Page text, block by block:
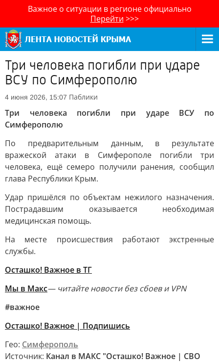
Важное о ситуации в регионе официально
Перейти >>>
Три человека погибли при ударе
ВСУ по Симферополю
4 июня 2026, 15:07 Паблики
Три человека погибли при ударе ВСУ по
Симферополю
По предварительным данным, в результате
вражеской атаки в Симферополе погибли три
человека, ещё семеро получили ранения, сообщил
глава Республики Крым.
Удар пришёлся по объектам нежилого назначения.
Пострадавшим оказывается необходимая
медицинская помощь.
На месте происшествия работают экстренные
службы.
Осташко! Важное в ТГ
Мы в Макс— читайте новости без сбоев и VPN
#важное
Осташко! Важное | Подпишись
Гео: Симферополь
Источник: Канал в МАКС "Осташко! Важное | СВО